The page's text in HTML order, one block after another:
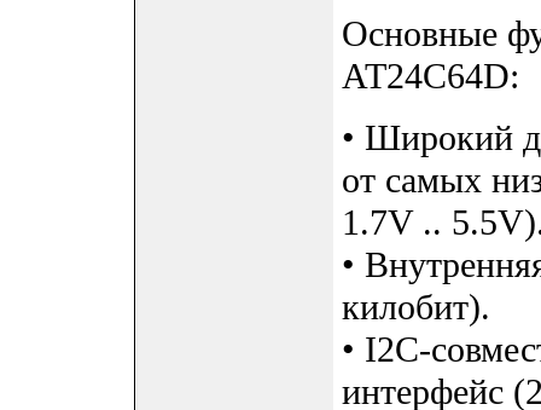
Основные
AT24C64D:
• Широкий
от самых
1.7V ..
•
килобит).
• I2C-
интерфейс